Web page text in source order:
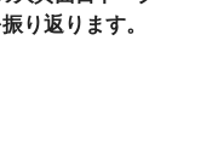
り返ります。